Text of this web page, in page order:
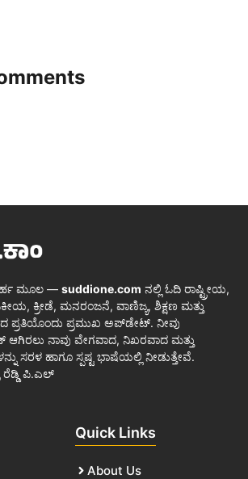
ಮೂಲ — suddione.com ನಲ್ಲಿ ಓದಿ ರಾಷ್ಟ್ರೀಯ,
ಕ್ರೀಡೆ, ಮನರಂಜನೆ, ವಾಣಿಜ್ಯ, ಶಿಕ್ಷಣ ಮತ್ತು
ಪ್ರತಿಯೊಂದು ಪ್ರಮುಖ ಅಪ್‌ಡೇಟ್. ನೀವು
ನಾವು ವೇಗವಾದ, ನಿಖರವಾದ ಮತ್ತು
ಸರಳ ಹಾಗೂ ಸ್ಪಷ್ಟ ಭಾಷೆಯಲ್ಲಿ ನೀಡುತ್ತೇವೆ.
ರೆಡ್ಡಿ ಪಿ.ಎಲ್
Quick Links
About Us